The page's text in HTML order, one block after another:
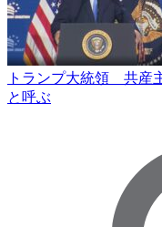
トランプ大統領 共産
と呼ぶ